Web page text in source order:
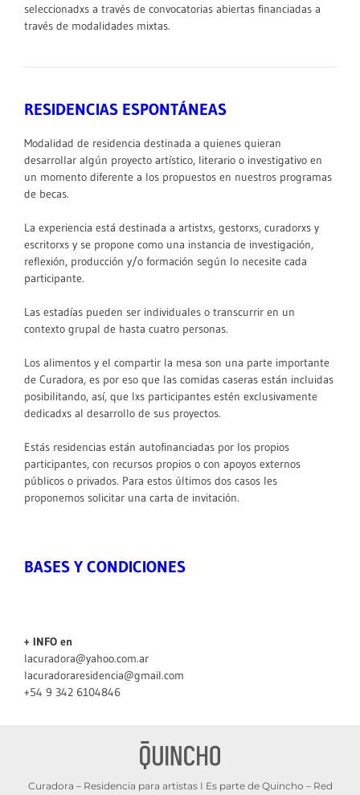
seleccionadxs a través de convocatorias abiertas financiadas a
través de modalidades mixtas.
RESIDENCIAS ESPONTÁNEAS
Modalidad de residencia destinada a quienes quieran
desarrollar algún proyecto artístico, literario o investigativo en
un momento diferente a los propuestos en nuestros programas
de becas.
La experiencia está destinada a artistxs, gestorxs, curadorxs y
escritorxs y se propone como una instancia de investigación,
reflexión, producción y/o formación según lo necesite cada
participante.
Las estadías pueden ser individuales o transcurrir en un
contexto grupal de hasta cuatro personas.
Los alimentos y el compartir la mesa son una parte importante
de Curadora, es por eso que las comidas caseras están incluidas
posibilitando, así, que lxs participantes estén exclusivamente
dedicadxs al desarrollo de sus proyectos.
Estás residencias están autofinanciadas por los propios
participantes, con recursos propios o con apoyos externos
públicos o privados. Para estos últimos dos casos les
proponemos solicitar una carta de invitación.
BASES Y CONDICIONES
+ INFO en
lacuradora@yahoo.com.ar
lacuradoraresidencia@gmail.com
+54 9 342 6104846
Curadora – Residencia para artistas I Es parte de Quincho – Red